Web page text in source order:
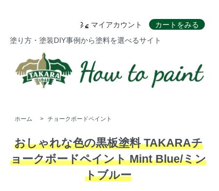
マイアカウント
カートをみる
塗り方・塗装DIY事例から塗料を選べるサイト
ホーム > チョークボードペイント
おしゃれな色の黒板塗料 TAKARAチ
ョークボードペイント Mint Blue/ミン
トブルー